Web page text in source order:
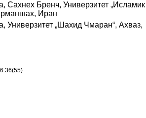
Сахнех Бренч, Универзитет „Исламик
Иран
Универзитет „Шахид Чмаран“, Ахваз,